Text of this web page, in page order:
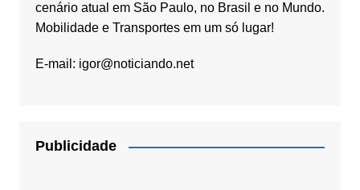
cenário atual em São Paulo, no Brasil e no Mundo.
Mobilidade e Transportes em um só lugar!
E-mail: igor@noticiando.net
Publicidade